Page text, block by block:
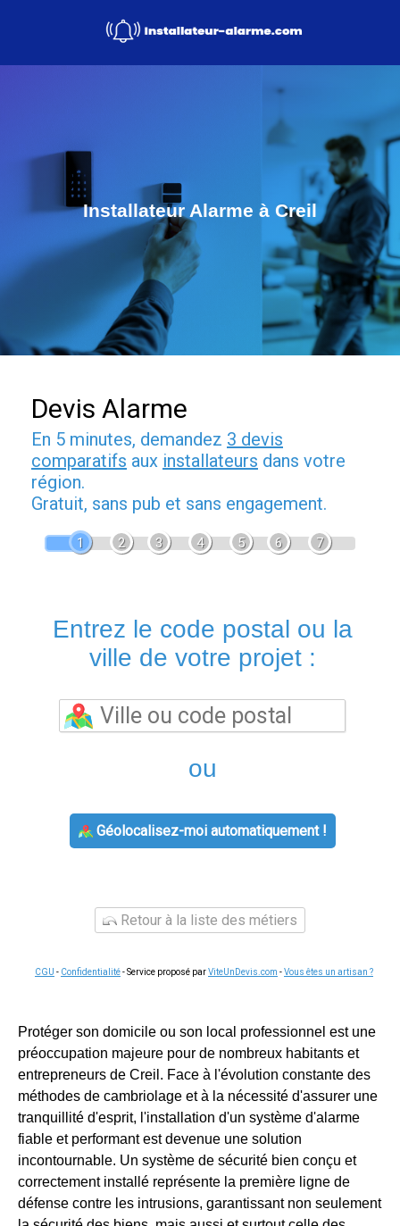
Installateur Alarme à Creil
Devis Alarme
En 5 minutes, demandez 3 devis
comparatifs aux installateurs dans votre
région.
Gratuit, sans pub et sans engagement.
1 2 3 4 5 6 7
Entrez le code postal ou la
ville de votre projet :
ou
Géolocalisez-moi automatiquement !
Retour à la liste des métiers
CGU - Confidentialité- Service proposé parViteUnDevis.com -Vous êtes un artisan ?
Protéger son domicile ou son local professionnel est une
préoccupation majeure pour de nombreux habitants et
entrepreneurs de Creil. Face à l'évolution constante des
méthodes de cambriolage et à la nécessité d'assurer une
tranquillité d'esprit, l'installation d'un système d'alarme
fiable et performant est devenue une solution
incontournable. Un système de sécurité bien conçu et
correctement installé représente la première ligne de
défense contre les intrusions, garantissant non seulement